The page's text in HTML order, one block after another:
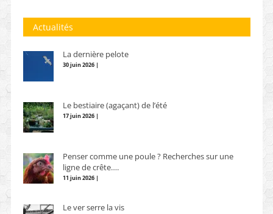
Actualités
La dernière pelote
30 juin 2026 |
Le bestiaire (agaçant) de l’été
17 juin 2026 |
Penser comme une poule ? Recherches sur une
ligne de crête….
11 juin 2026 |
Le ver serre la vis